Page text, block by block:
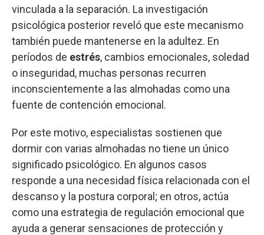
vinculada a la separación. La investigación
psicológica posterior reveló que este mecanismo
también puede mantenerse en la adultez. En
períodos de estrés, cambios emocionales, soledad
o inseguridad, muchas personas recurren
inconscientemente a las almohadas como una
fuente de contención emocional.
Por este motivo, especialistas sostienen que
dormir con varias almohadas no tiene un único
significado psicológico. En algunos casos
responde a una necesidad física relacionada con el
descanso y la postura corporal; en otros, actúa
como una estrategia de regulación emocional que
ayuda a generar sensaciones de protección y